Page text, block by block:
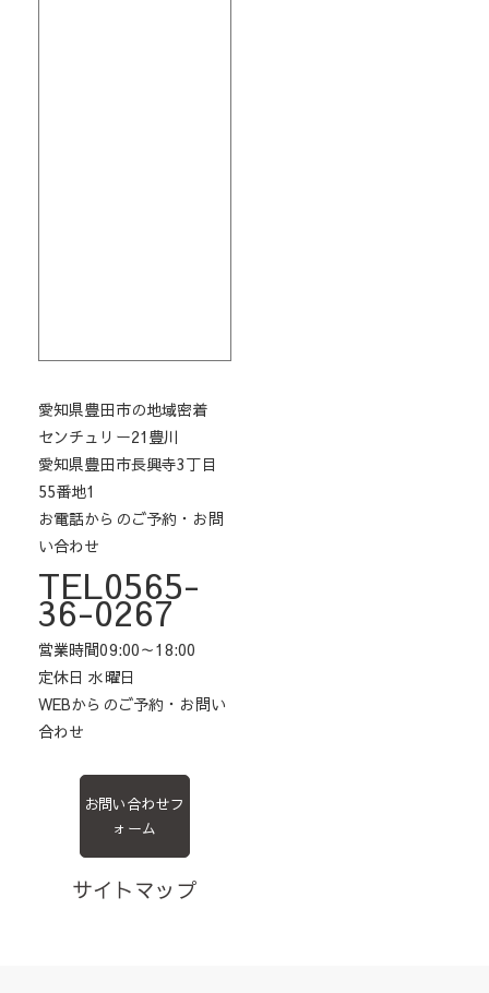
愛知県豊田市の地域密着
センチュリー21豊川
愛知県豊田市長興寺3丁目
55番地1
お電話からのご予約・お問
い合わせ
TEL0565-
36-0267
営業時間09:00～18:00
定休日 水曜日
WEBからのご予約・お問い
合わせ
お問い合わせフ
ォーム
サイトマップ